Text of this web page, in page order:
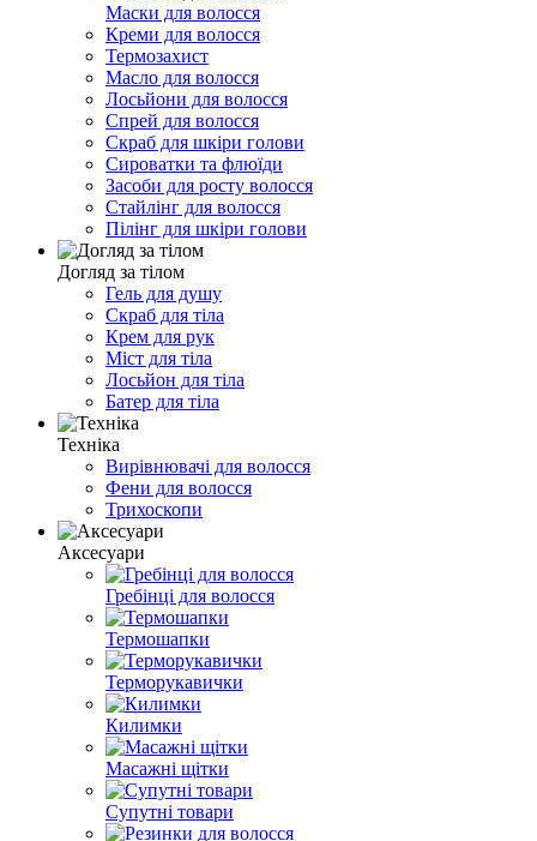
Маски для волосся
Креми для волосся
Термозахист
Масло для волосся
Лосьйони для волосся
Спрей для волосся
Скраб для шкіри голови
Сироватки та флюїди
Засоби для росту волосся
Стайлінг для волосся
Пілінг для шкіри голови
Догляд за тілом
Гель для душу
Скраб для тіла
Крем для рук
Міст для тіла
Лосьйон для тіла
Батер для тіла
Техніка
Вирівнювачі для волосся
Фени для волосся
Трихоскопи
Аксесуари
Гребінці для волосся
Термошапки
Терморукавички
Килимки
Масажні щітки
Супутні товари